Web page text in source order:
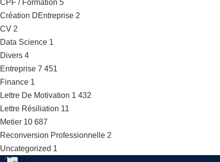
CPF / Formation 5
Création DEntreprise 2
CV 2
Data Science 1
Divers 4
Entreprise 7 451
Finance 1
Lettre De Motivation 1 432
Lettre Résiliation 11
Metier 10 687
Reconversion Professionnelle 2
Uncategorized 1